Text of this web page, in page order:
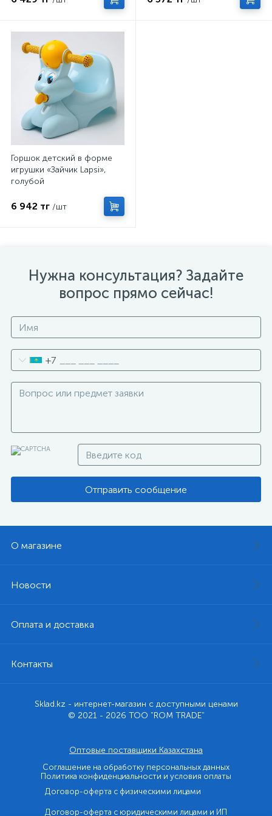
Горшок детский в форме
игрушки «Зайчик Lapsi»,
голубой
6 942 тг /шт
Нужна консультация? Задайте
вопрос прямо сейчас!
+7
Отправить сообщение
О магазине
Новости
Оплата и доставка
Контакты
Sklad.kz - интернет-магазин с доступными ценами
© 2021 - 2026 ТОО "ROM TRADE"
Оптовые поставщики Казахстана
Соглашение на обработку персональных данных
Политика конфиденциальности и условия оплаты
Договор-оферта с физическими лицами
Договор-оферта с юридическими лицами и ИП